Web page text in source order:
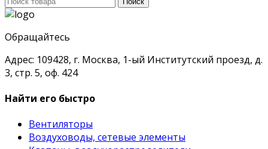
для:
Обращайтесь
Адрес: 109428, г. Москва, 1-ый Институтский проезд, д.
3, стр. 5, оф. 424
Найти его быстро
Вентиляторы
Воздуховоды, сетевые элементы